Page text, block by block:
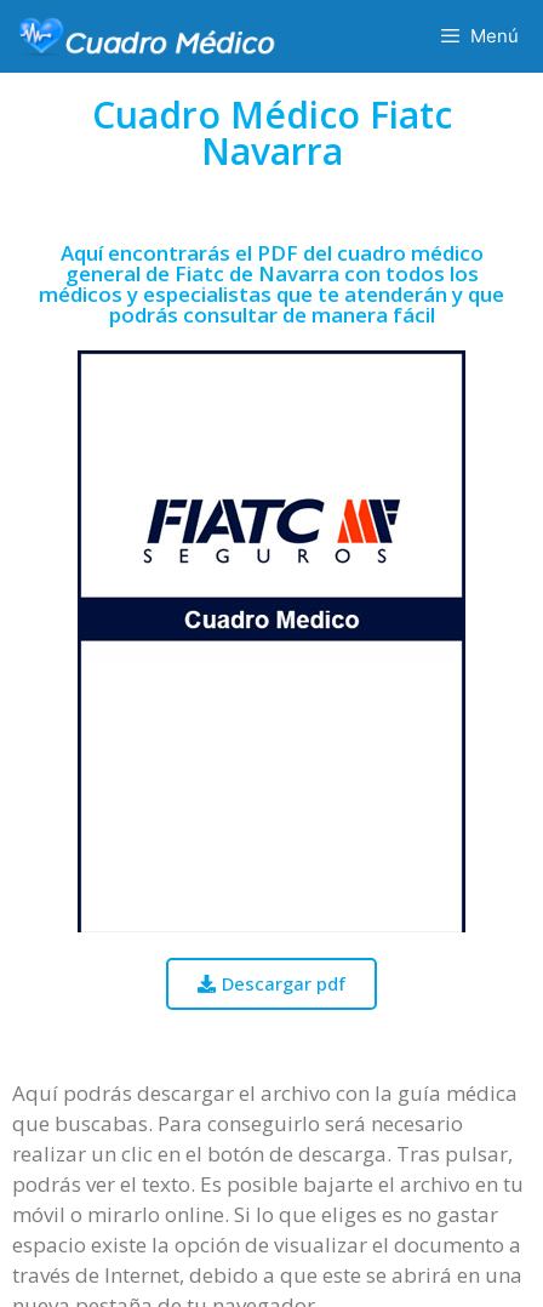
Menú
Cuadro Médico Fiatc
Navarra
Aquí encontrarás el PDF del cuadro médico
general de Fiatc de Navarra con todos los
médicos y especialistas que te atenderán y que
podrás consultar de manera fácil
Descargar pdf
Aquí podrás descargar el archivo con la guía médica
que buscabas. Para conseguirlo será necesario
realizar un clic en el botón de descarga. Tras pulsar,
podrás ver el texto. Es posible bajarte el archivo en tu
móvil o mirarlo online. Si lo que eliges es no gastar
espacio existe la opción de visualizar el documento a
través de Internet, debido a que este se abrirá en una